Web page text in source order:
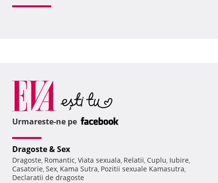
Urmareste-ne pe
Dragoste & Sex
Dragoste, Romantic, Viata sexuala, Relatii, Cuplu, Iubire,
Casatorie, Sex, Kama Sutra, Pozitii sexuale Kamasutra,
Declaratii de dragoste